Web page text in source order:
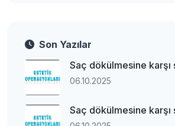
Son Yazılar
Saç dökülmesine karşı
06.10.2025
Saç dökülmesine karşı